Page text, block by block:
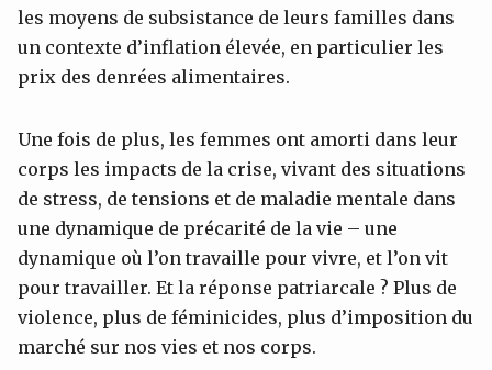
les moyens de subsistance de leurs familles dans
un contexte d’inflation élevée, en particulier les
prix des denrées alimentaires.
Une fois de plus, les femmes ont amorti dans leur
corps les impacts de la crise, vivant des situations
de stress, de tensions et de maladie mentale dans
une dynamique de précarité de la vie – une
dynamique où l’on travaille pour vivre, et l’on vit
pour travailler. Et la réponse patriarcale ? Plus de
violence, plus de féminicides, plus d’imposition du
marché sur nos vies et nos corps.